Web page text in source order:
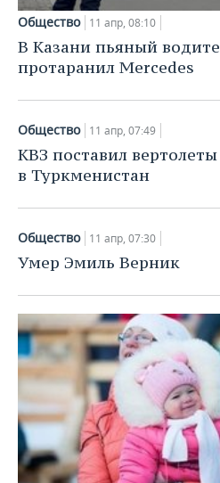
Общество 11 апр, 08:10
В Казани пьяный
протаранил Mercedes
Общество 11 апр, 07:49
КВЗ поставил
в Туркменистан
Общество 11 апр, 07:30
Умер Эмиль Верник